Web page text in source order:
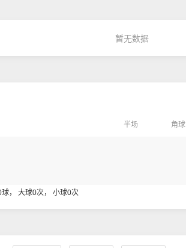
暂无数据
半场 角球
球， 大球0次， 小球0次